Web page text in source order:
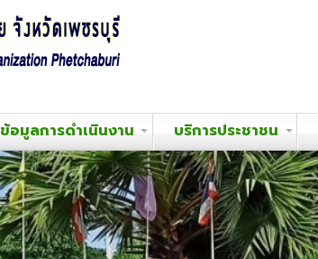
ข้อมูลการดำเนินงาน บริการประชาชน